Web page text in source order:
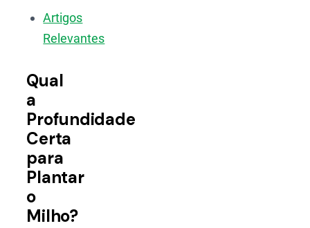
Artigos
Relevantes
Qual
a
Profundidade
Certa
para
Plantar
o
Milho?